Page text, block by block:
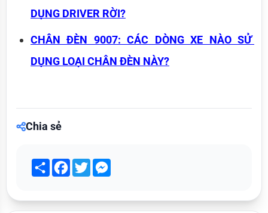
DỤNG DRIVER RỜI?
CHÂN ĐÈN 9007: CÁC DÒNG XE NÀO SỬ
DỤNG LOẠI CHÂN ĐÈN NÀY?
Chia sẻ
Share Facebook
Twitter